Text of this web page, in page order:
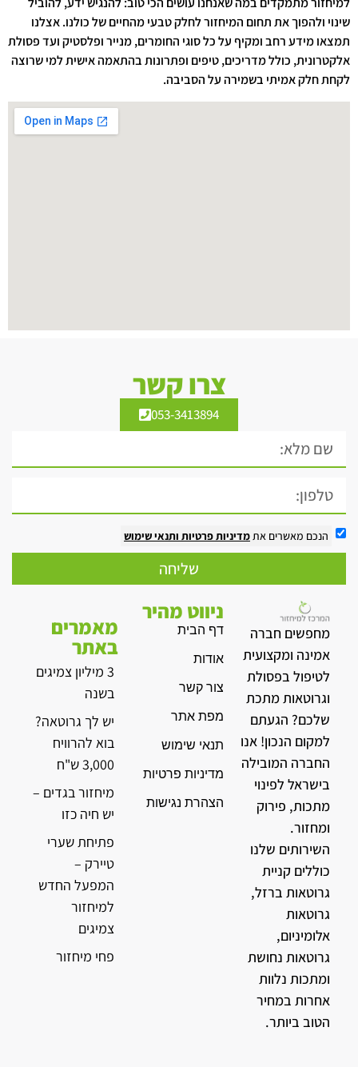
שינוי ולהפוך את תחום המיחזור לחלק טבעי מהחיים של כולנו. אצלנו
תמצאו מידע רחב ומקיף על כל סוגי החומרים, מנייר ופלסטיק ועד פסולת
אלקטרונית, כולל מדריכים, טיפים ופתרונות בהתאמה אישית למי שרוצה
לקחת חלק אמיתי בשמירה על הסביבה.
צרו קשר
053-3413894
הנכם מאשרים אתמדיניות פרטיות ותנאי שימוש
שליחה
מחפשים חברה
אמינה ומקצועית
לטיפול בפסולת
וגרוטאות מתכת
שלכם? הגעתם
למקום הנכון! אנו
החברה המובילה
בישראל לפינוי
מתכות, פירוק
ומחזור.
השירותים שלנו
כוללים קניית
גרוטאות ברזל,
גרוטאות
אלומיניום,
גרוטאות נחושת
ומתכות נלוות
אחרות במחיר
הטוב ביותר.
ניווט מהיר
דף הבית
אודות
צור קשר
מפת אתר
תנאי שימוש
מדיניות פרטיות
הצהרת נגישות
מאמרים
באתר
3 מיליון צמיגים
בשנה
יש לך גרוטאה?
בוא להרוויח
3,000 ש"ח
מיחזור בגדים –
יש חיה כזו
פתיחת שערי
טיירק –
המפעל החדש
למיחזור
צמיגים
פחי מיחזור